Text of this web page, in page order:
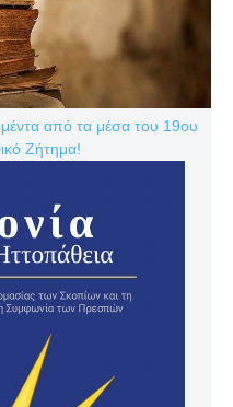
από τα μέσα του 19ου
Ζήτημα!